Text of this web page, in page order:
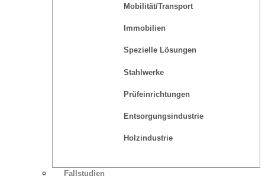
Mobilität/Transport
Immobilien
Spezielle Lösungen
Stahlwerke
Prüfeinrichtungen
Entsorgungsindustrie
Holzindustrie
Fallstudien